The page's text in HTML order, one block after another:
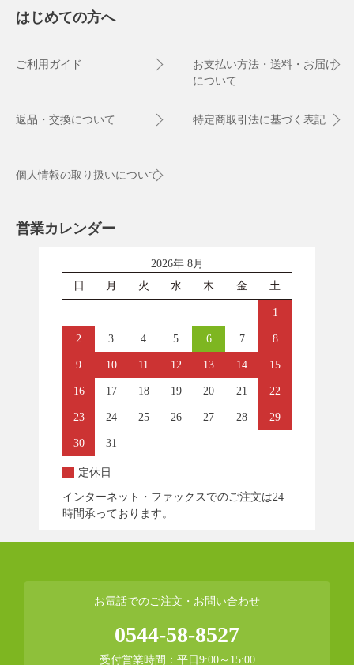
はじめての方へ
ご利用ガイド
お支払い方法・送料・お届け
について
返品・交換について 特定商取引法に基づく表記
個人情報の取り扱いについて
営業カレンダー
2026年 8月
日
月 火 水 木 金 土
1
2 3 4 5 6 7 8
9 10 11 12 13 14 15
16 17 18 19 20 21 22
23 24 25 26 27 28 29
30 31
定休日
インターネット・ファックスでのご注文は24
時間承っております。
お電話でのご注文・お問い合わせ
0544-58-8527
受付営業時間：平日9:00～15:00